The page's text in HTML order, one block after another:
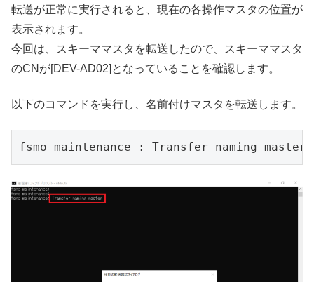
転送が正常に実行されると、現在の各操作マスタの位置が
表示されます。
今回は、スキーママスタを転送したので、スキーママスタ
のCNが[DEV-AD02]となっていることを確認します。
以下のコマンドを実行し、名前付けマスタを転送します。
fsmo maintenance : Transfer naming master